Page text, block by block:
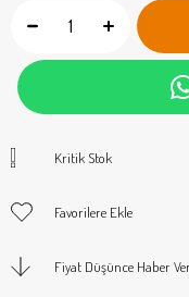
Kritik Stok
Favorilere Ekle
Fiyat Düşünce Haber